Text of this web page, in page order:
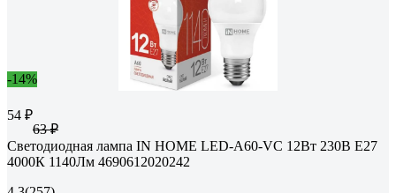
-14%
54 ₽
63 ₽
Светодиодная лампа IN HOME LED-A60-VC 12Вт 230В Е27
4000К 1140Лм 4690612020242